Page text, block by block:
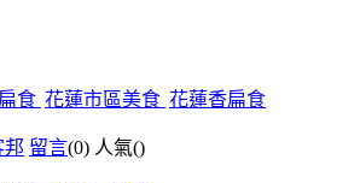
食 花蓮市區美食 花蓮香扁食
邦 留言(0) 人氣()